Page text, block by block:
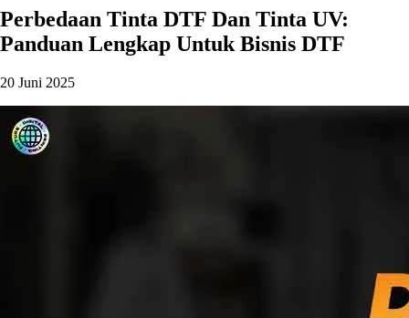
Perbedaan Tinta DTF Dan Tinta UV:
Panduan Lengkap Untuk Bisnis DTF
20 Juni 2025